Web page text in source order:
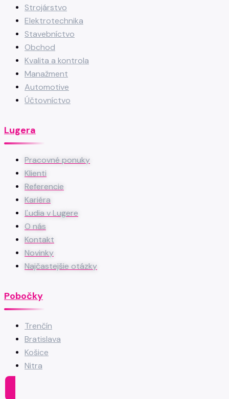
Strojárstvo
Elektrotechnika
Stavebníctvo
Obchod
Kvalita a kontrola
Manažment
Automotive
Účtovníctvo
Lugera
Pracovné ponuky
Klienti
Referencie
Kariéra
Ľudia v Lugere
O nás
Kontakt
Novinky
Najčastejšie otázky
Pobočky
Trenčín
Bratislava
Košice
Nitra